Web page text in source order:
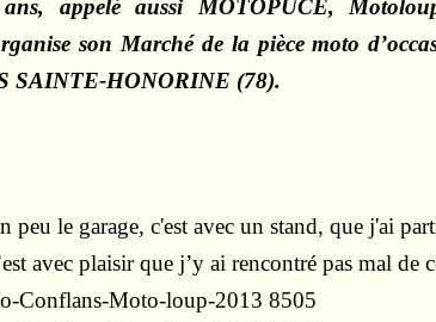
appelé aussi MOTOPUCE,
son Marché de la pièce moto
SAINTE-HONORINE (78).
peu le garage, c'est avec un stand, que j'ai
avec plaisir que j’y ai rencontré pas mal de